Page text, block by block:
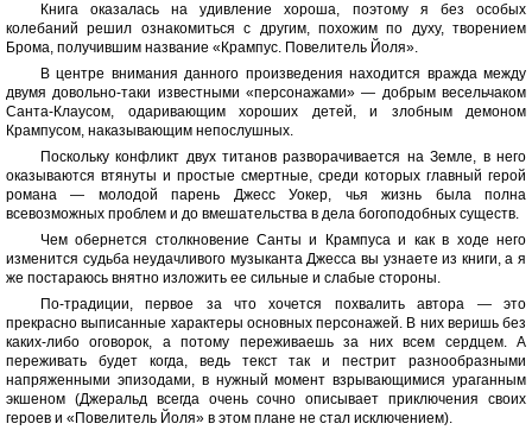
Книга оказалась на удивление хороша, поэтому я без особых
колебаний решил ознакомиться с другим, похожим по духу, творением
Брома, получившим название «Крампус. Повелитель Йоля».
В центре внимания данного произведения находится вражда между
двумя довольно-таки известными «персонажами» — добрым весельчаком
Санта-Клаусом, одаривающим хороших детей, и злобным демоном
Крампусом, наказывающим непослушных.
Поскольку конфликт двух титанов разворачивается на Земле, в него
оказываются втянуты и простые смертные, среди которых главный герой
романа — молодой парень Джесс Уокер, чья жизнь была полна
всевозможных проблем и до вмешательства в дела богоподобных существ.
Чем обернется столкновение Санты и Крампуса и как в ходе него
изменится судьба неудачливого музыканта Джесса вы узнаете из книги, а я
же постараюсь внятно изложить ее сильные и слабые стороны.
По-традиции, первое за что хочется похвалить автора — это
прекрасно выписанные характеры основных персонажей. В них веришь без
каких-либо оговорок, а потому переживаешь за них всем сердцем. А
переживать будет когда, ведь текст так и пестрит разнообразными
напряженными эпизодами, в нужный момент взрывающимися ураганным
экшеном (Джеральд всегда очень сочно описывает приключения своих
героев и «Повелитель Йоля» в этом плане не стал исключением).